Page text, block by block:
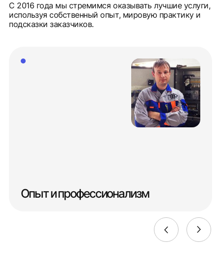
С 2016 года мы стремимся оказывать лучшие услуги,
используя собственный опыт, мировую практику и
подсказки заказчиков.
Опыт и профессионализм